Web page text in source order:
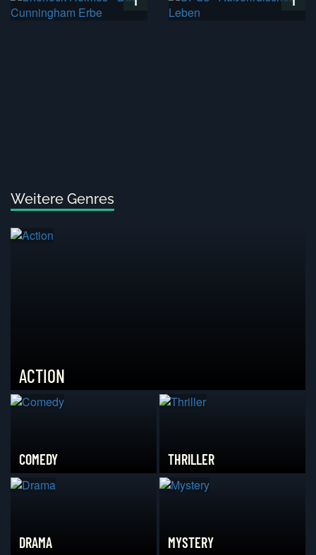
Weitere Genres
ACTION
COMEDY THRILLER
DRAMA MYSTERY